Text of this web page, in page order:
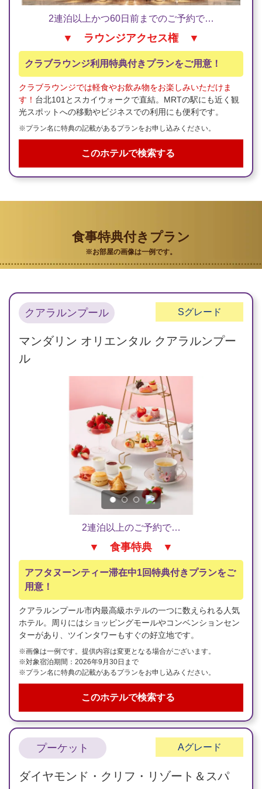
2連泊以上かつ60日前までのご予約で…
▼ ラウンジアクセス権 ▼
クラブラウンジ利用特典付きプランをご用意！
クラブラウンジでは軽食やお飲み物をお楽しみいただけま
す！ 台北101とスカイウォークで直結。MRTの駅にも近く観
光スポットへの移動やビジネスでの利用にも便利です。
※プラン名に特典の記載があるプランをお申し込みください。
このホテルで検索する
食事特典付きプラン
※お部屋の画像は一例です。
クアラルンプール Sグレード
マンダリン オリエンタル クアラルンプー
ル
2連泊以上のご予約で…
▼ 食事特典 ▼
アフタヌーンティー滞在中1回特典付きプランをご
用意！
クアラルンプール市内最高級ホテルの一つに数えられる人気
ホテル。周りにはショッピングモールやコンベンションセン
ターがあり、ツインタワーもすぐの好立地です。
※画像は一例です。提供内容は変更となる場合がございます。
※対象宿泊期間：2026年9月30日まで
※プラン名に特典の記載があるプランをお申し込みください。
このホテルで検索する
プーケット Aグレード
ダイヤモンド・クリフ・リゾート＆スパ